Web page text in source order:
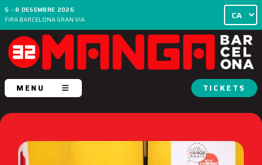
5 - 8 DESEMBRE 2026
FIRA BARCELONA GRAN VIA
MENU TICKETS